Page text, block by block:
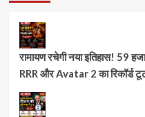
रामायण रचेगी नया इतिहास! 59
RRR और Avatar 2 का रिकॉर्ड